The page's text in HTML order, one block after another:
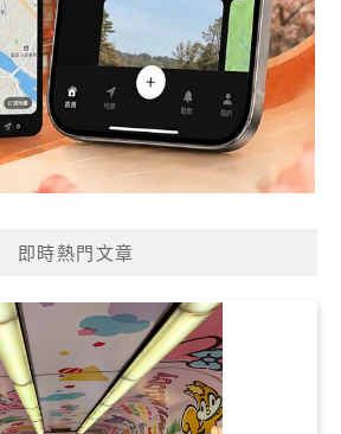
即時熱門文章